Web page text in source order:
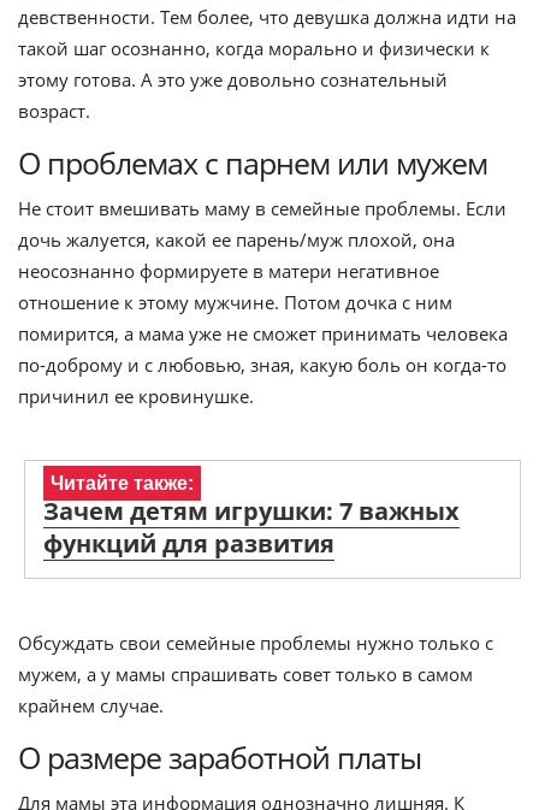
девственности. Тем более, что девушка должна идти на
такой шаг осознанно, когда морально и физически к
этому готова. А это уже довольно сознательный
возраст.
О проблемах с парнем или мужем
Не стоит вмешивать маму в семейные проблемы. Если
дочь жалуется, какой ее парень/муж плохой, она
неосознанно формируете в матери негативное
отношение к этому мужчине. Потом дочка с ним
помирится, а мама уже не сможет принимать человека
по-доброму и с любовью, зная, какую боль он когда-то
причинил ее кровинушке.
Читайте также:
Зачем детям игрушки: 7 важных
функций для развития
Обсуждать свои семейные проблемы нужно только с
мужем, а у мамы спрашивать совет только в самом
крайнем случае.
О размере заработной платы
Для мамы эта информация однозначно лишняя. К